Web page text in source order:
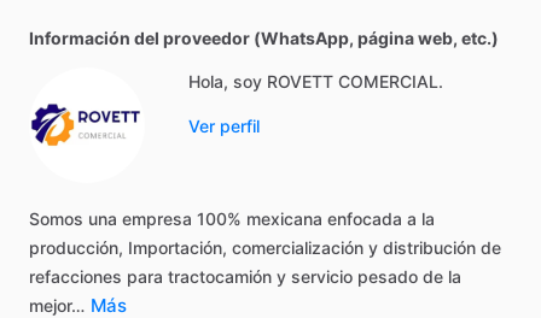
Información del proveedor (WhatsApp, página web, etc.)
Hola, soy ROVETT COMERCIAL.
Ver perfil
Somos una empresa 100% mexicana enfocada a la
producción, Importación, comercialización y distribución de
refacciones para tractocamión y servicio pesado de la
mejor… Más